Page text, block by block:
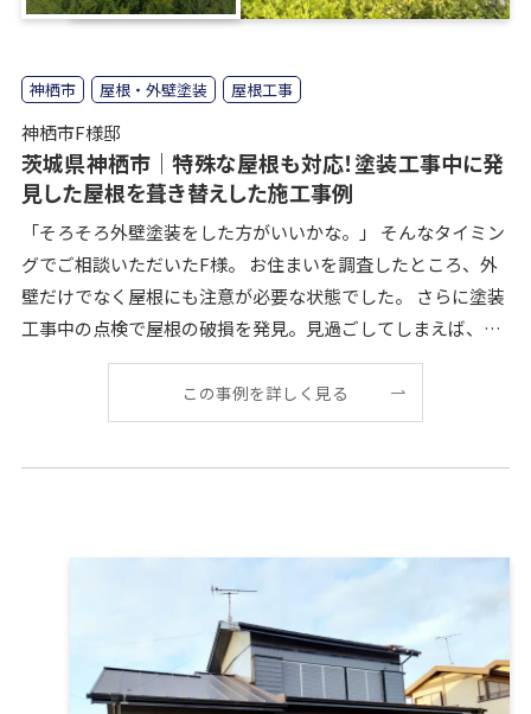
神栖市 屋根・外壁塗装 屋根工事
神栖市F様邸
茨城県神栖市｜特殊な屋根も対応！塗装工事中に発
見した屋根を葺き替えした施工事例
「そろそろ外壁塗装をした方がいいかな。」 そんなタイミン
グでご相談いただいたF様。 お住まいを調査したところ、外
壁だけでなく屋根にも注意が必要な状態でした。 さらに塗装
工事中の点検で屋根の破損を発見。見過ごしてしまえば、将
来的に雨漏りへつながる可能性もある状態
この事例を詳しく見る